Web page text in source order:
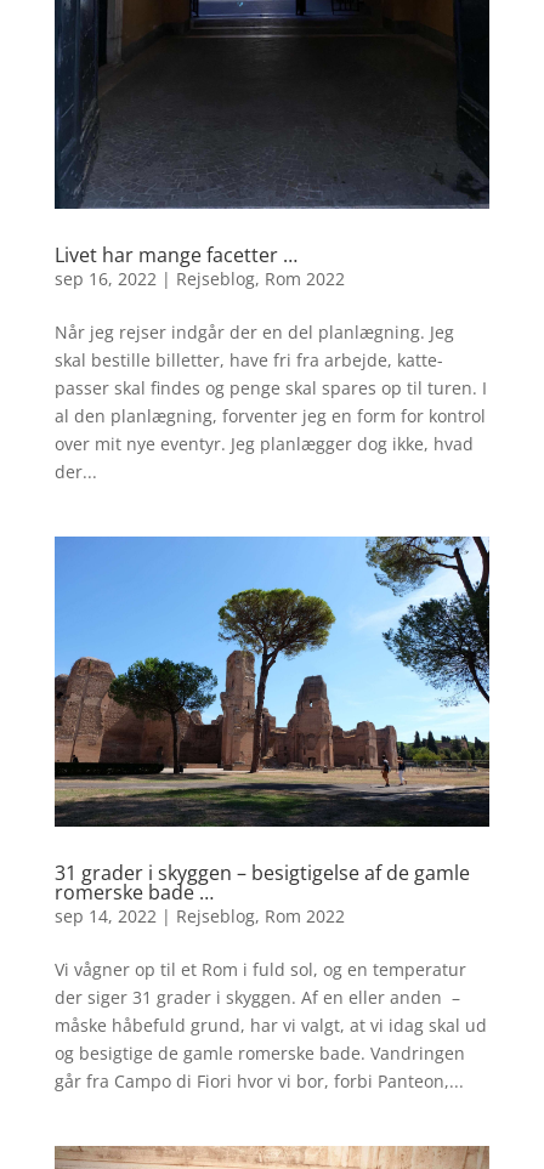
Livet har mange facetter …
sep 16, 2022 | Rejseblog, Rom 2022
Når jeg rejser indgår der en del planlægning. Jeg
skal bestille billetter, have fri fra arbejde, katte-
passer skal findes og penge skal spares op til turen. I
al den planlægning, forventer jeg en form for kontrol
over mit nye eventyr. Jeg planlægger dog ikke, hvad
der...
31 grader i skyggen – besigtigelse af de gamle
romerske bade …
sep 14, 2022 | Rejseblog, Rom 2022
Vi vågner op til et Rom i fuld sol, og en temperatur
der siger 31 grader i skyggen. Af en eller anden –
måske håbefuld grund, har vi valgt, at vi idag skal ud
og besigtige de gamle romerske bade. Vandringen
går fra Campo di Fiori hvor vi bor, forbi Panteon,...